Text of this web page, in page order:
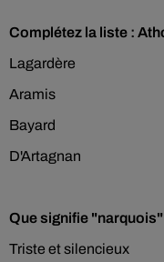
Complétez la liste :
Lagardère
Aramis
Bayard
D'Artagnan
Que signifie "narquois"
Triste et silencieux